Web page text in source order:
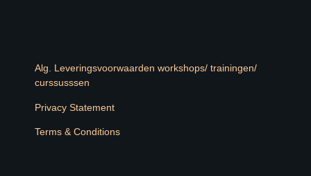
Alg. Leveringsvoorwaarden workshops/ trainingen/
curssusssen
Privacy Statement
Terms & Conditions